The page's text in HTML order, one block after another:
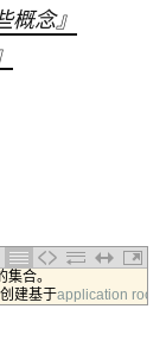
概念』
集合。
建基于application root